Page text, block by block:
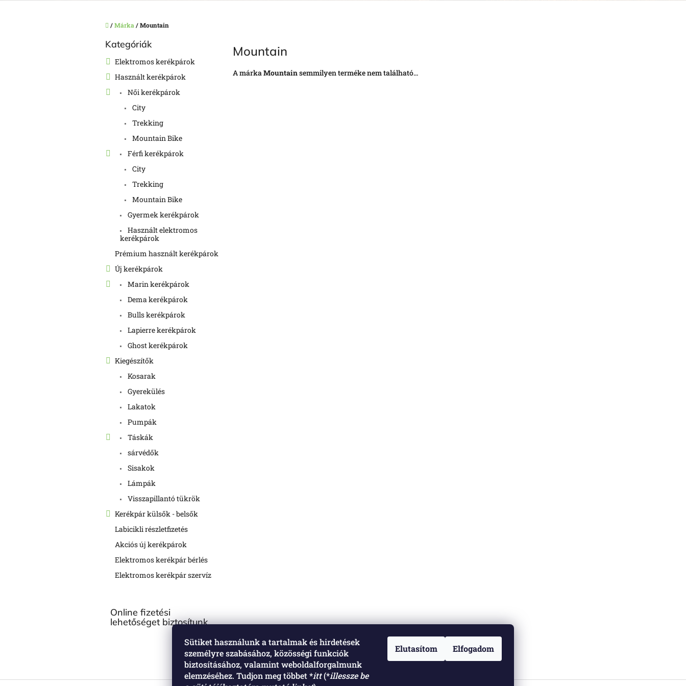
Sütiket használunk a tartalmak és hirdetések
személyre szabásához, közösségi funkciók
biztosításához, valamint weboldalforgalmunk
elemzéséhez. Tudjon meg többet *itt(*illessze be
Elutasítom Elfogadom
Kezdőlap
/Márka/Mountain
Kategóriák
Kategóriák
Elektromos kerékpárok
Használt kerékpárok
Női kerékpárok
City
Trekking
Mountain Bike
Férfi kerékpárok
City
Trekking
Mountain Bike
Gyermek kerékpárok
Használt elektromos
kerékpárok
Prémium használt kerékpárok
Új kerékpárok
Marin kerékpárok
Dema kerékpárok
Bulls kerékpárok
Lapierre kerékpárok
Ghost kerékpárok
Kiegészítők
Kosarak
Gyerekülés
Lakatok
Pumpák
Táskák
sárvédők
Sisakok
Lámpák
Visszapillantó tükrök
Kerékpár külsők - belsők
Labicikli részletfizetés
Akciós új kerékpárok
Elektromos kerékpár bérlés
Elektromos kerékpár szervíz
Online fizetési
lehetőséget biztosítunk
Mountain
A márkaMountainsemmilyen terméke nem található...